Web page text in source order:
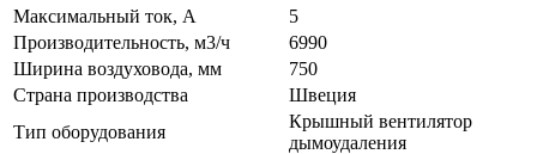
Максимальный ток, А
5
Производительность, м3/ч
6990
Ширина воздуховода, мм
750
Страна производства
Швеция
Тип оборудования
Крышный вентилятор
дымоудаления